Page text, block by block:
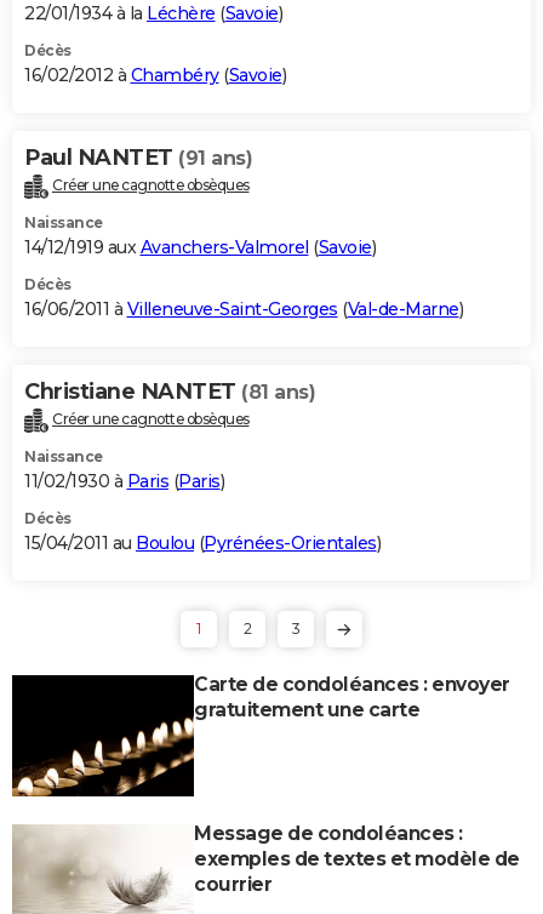
22/01/1934 à la Léchère (Savoie)
Décès
16/02/2012 à Chambéry(Savoie)
Paul NANTET (91 ans)
Créer une cagnotte obsèques
Naissance
14/12/1919 auxAvanchers-Valmorel (Savoie)
Décès
16/06/2011 à Villeneuve-Saint-Georges (Val-de-Marne)
Christiane NANTET (81 ans)
Créer une cagnotte obsèques
Naissance
11/02/1930 à Paris (Paris)
Décès
15/04/2011 au Boulou (Pyrénées-Orientales)
1 2 3
Carte de condoléances : envoyer
gratuitement une carte
Message de condoléances :
exemples de textes et modèle de
courrier